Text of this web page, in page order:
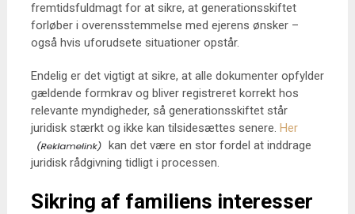
fremtidsfuldmagt for at sikre, at generationsskiftet
forløber i overensstemmelse med ejerens ønsker –
også hvis uforudsete situationer opstår.
Endelig er det vigtigt at sikre, at alle dokumenter opfylder
gældende formkrav og bliver registreret korrekt hos
relevante myndigheder, så generationsskiftet står
juridisk stærkt og ikke kan tilsidesættes senere. Her
kan det være en stor fordel at inddrage
juridisk rådgivning tidligt i processen.
Sikring af familiens interesser